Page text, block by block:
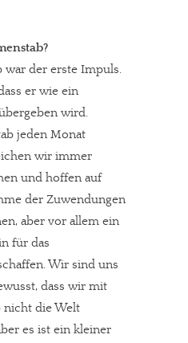
war der erste Impuls.
er wie ein
wird.
jeden Monat
wir immer
und hoffen auf
der Zuwendungen
aber vor allem ein
für das
Wir sind uns
dass wir mit
nicht die Welt
es ist ein kleiner